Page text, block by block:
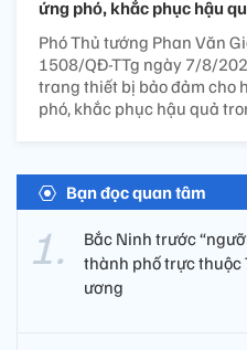
ứng phó, khắc phục hậu
Phó Thủ tướng Phan Văn
1508/QĐ-TTg ngày 7/8/
trang thiết bị bảo đảm cho
phó, khắc phục hậu quả
Bạn đọc quan tâm
Bắc Ninh trước
thành phố trực thuộc
ương